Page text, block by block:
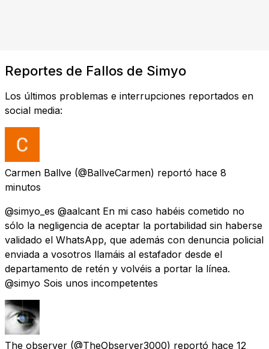
Reportes de Fallos de Simyo
Los últimos problemas e interrupciones reportados en
social media:
Carmen Ballve (@BallveCarmen) reportó hace 8
minutos
@simyo_es @aalcant En mi caso habéis cometido no
sólo la negligencia de aceptar la portabilidad sin haberse
validado el WhatsApp, que además con denuncia policial
enviada a vosotros llamáis al estafador desde el
departamento de retén y volvéis a portar la línea.
@simyo Sois unos incompetentes
The observer (@TheObserver3000) reportó hace 12